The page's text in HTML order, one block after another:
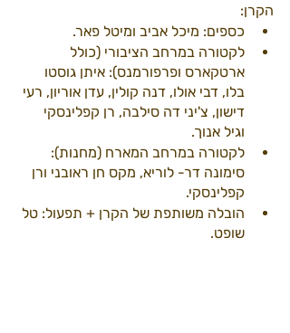
הקרן:
כספים: מיכל אביב ומיטל פאר.
לקטורה במרחב הציבורי (כולל
ארטקארס ופרפורמנס): איתן גוסטו
בלו, דבי אולו, דנה קולין, עדן אוריון, רעי
דישון, צ'יני דה סילבה, רן קפלינסקי
וגיל אנוך.
לקטורה במרחב המארח (מחנות):
סימונה דר- לוריא, מקס חן ראובני ורן
קפלינסקי.
הובלה משותפת של הקרן + תפעול: טל
שופט.